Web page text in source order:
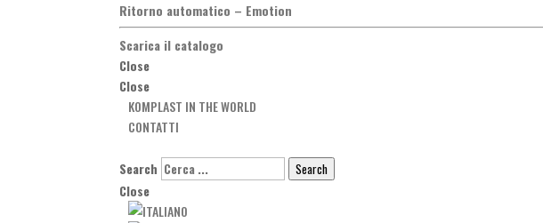
Ritorno automatico – Emotion
Scarica il catalogo
Close
Close
KOMPLAST IN THE WORLD
CONTATTI
Search Search
Close